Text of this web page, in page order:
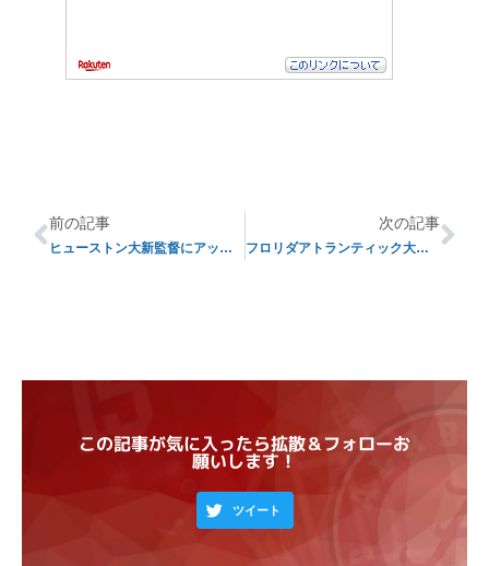
前の記事
ヒューストン大新監督にアップルホワイト氏
次の記事
フロリダアトランティック大がキフィン氏に接触か
この記事が気に入ったら拡散＆フォローお
願いします！
ツイート